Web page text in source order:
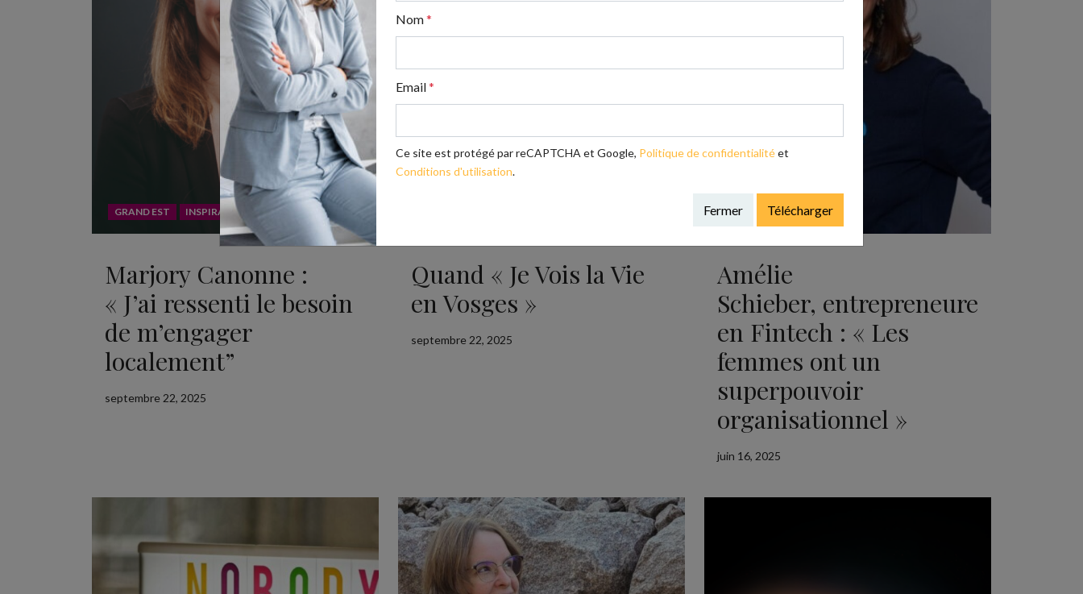
Nom*
Email*
Ce site est protégé par reCAPTCHA et Google, Politique de confidentialitéet
Conditions d'utilisation.
Fermer Télécharger
GRAND EST INSPIRATION
Marjory Canonne :
« J’ai ressenti le besoin
de m’engager
localement”
septembre 22, 2025
Quand « Je Vois la Vie
en Vosges »
septembre 22, 2025
INTERVIEW
Amélie
Schieber, entrepreneure
en Fintech : « Les
femmes ont un
superpouvoir
organisationnel »
juin 16, 2025